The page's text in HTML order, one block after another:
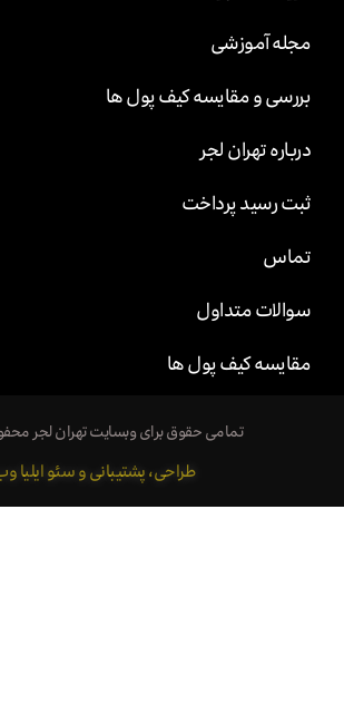
مجله آموزشی
بررسی و مقایسه کیف پول ها
درباره تهران لجر
ثبت رسید پرداخت
تماس
سوالات متداول
مقایسه کیف پول ها
تمامی حقوق برای وبسایت تهران لجر
طراحی، پشتیبانی و سئو ایلیا